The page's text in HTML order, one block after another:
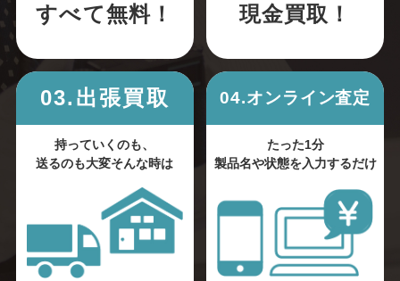
すべて無料！ 現金買取！
03.出張買取
持っていくのも、
送るのも大変そんな時は
04.オンライン査定
たった1分
製品名や状態を入力するだけ